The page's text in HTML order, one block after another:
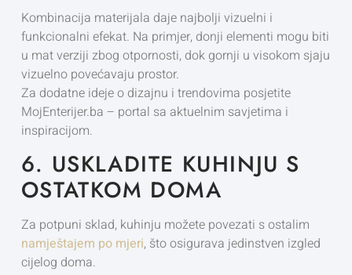
Kombinacija materijala daje najbolji vizuelni i
funkcionalni efekat. Na primjer, donji elementi mogu biti
u mat verziji zbog otpornosti, dok gornji u visokom sjaju
vizuelno povećavaju prostor.
Za dodatne ideje o dizajnu i trendovima posjetite
MojEnterijer.ba – portal sa aktuelnim savjetima i
inspiracijom.
6. USKLADITE KUHINJU S
OSTATKOM DOMA
Za potpuni sklad, kuhinju možete povezati s ostalim
namještajem po mjeri, što osigurava jedinstven izgled
cijelog doma.